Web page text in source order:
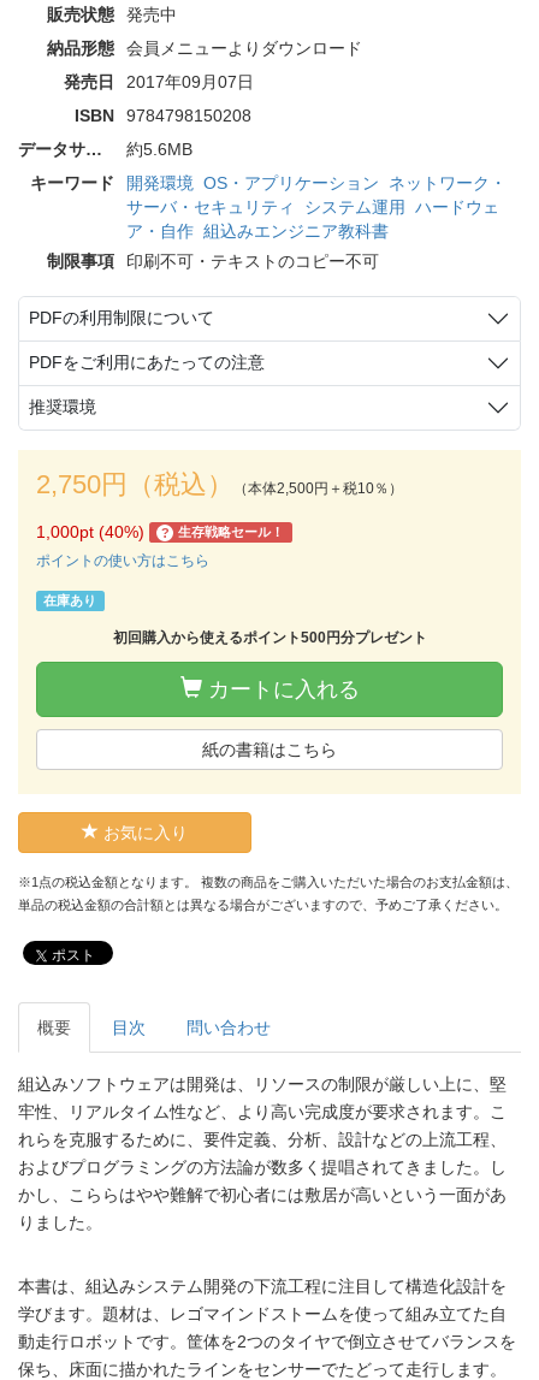
販売状態
発売中
納品形態
会員メニューよりダウンロード
発売日
2017年09月07日
ISBN
9784798150208
データサイズ
約5.6MB
キーワード
開発環境 OS・アプリケーション
ネットワーク・
サーバ・セキュリティ
システム運用
ハードウェ
ア・自作 組込みエンジニア教科書
制限事項
印刷不可・テキストのコピー不可
PDFの利用制限について
PDFをご利用にあたっての注意
推奨環境
2,750円（税込） （本体2,500円＋税10％）
1,000pt (40%) ? 生存戦略セール！
ポイントの使い方はこちら
在庫あり
初回購入から使えるポイント500円分プレゼント
カートに入れる
紙の書籍はこちら
お気に入り
※1点の税込金額となります。 複数の商品をご購入いただいた場合のお支払金額は、
単品の税込金額の合計額とは異なる場合がございますので、予めご了承ください。
ポスト
概要 目次 問い合わせ
組込みソフトウェアは開発は、リソースの制限が厳しい上に、堅
牢性、リアルタイム性など、より高い完成度が要求されます。こ
れらを克服するために、要件定義、分析、設計などの上流工程、
およびプログラミングの方法論が数多く提唱されてきました。し
かし、こららはやや難解で初心者には敷居が高いという一面があ
りました。
本書は、組込みシステム開発の下流工程に注目して構造化設計を
学びます。題材は、レゴマインドストームを使って組み立てた自
動走行ロボットです。筐体を2つのタイヤで倒立させてバランスを
保ち、床面に描かれたラインをセンサーでたどって走行します。